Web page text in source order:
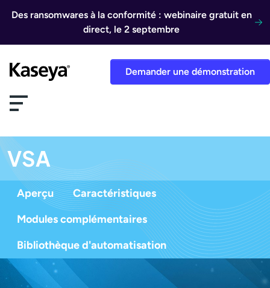
Des ransomwares à la conformité : webinaire gratuit en
direct, le 2 septembre
Demander une démonstration
VSA
Aperçu
Caractéristiques
Modules complémentaires
Bibliothèque d'automatisation